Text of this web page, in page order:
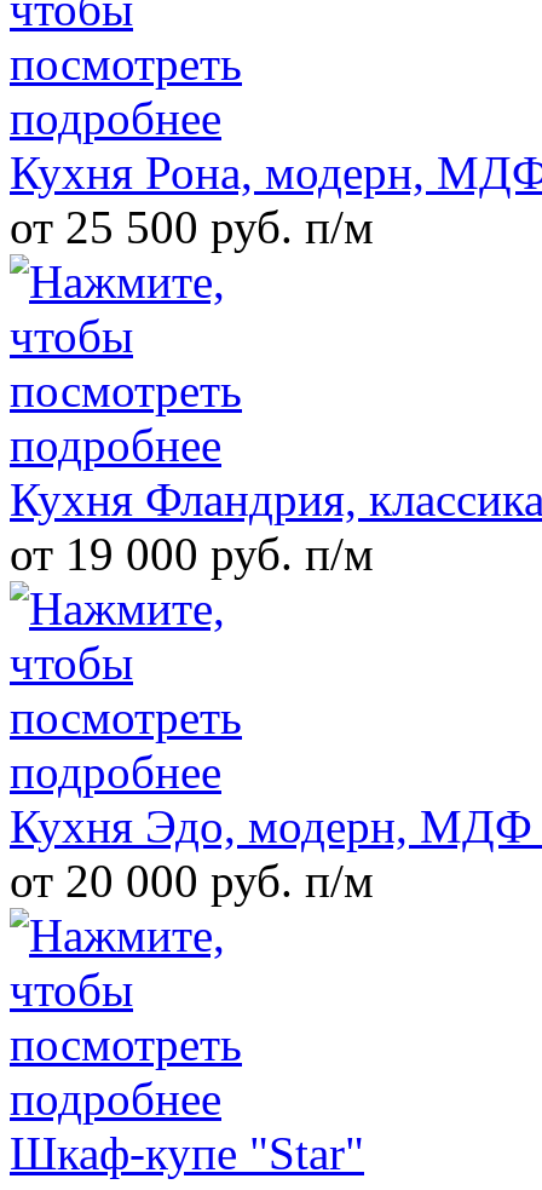
Кухня Рона, модерн,
от 25 500 руб. п/м
Кухня Фландрия,
от 19 000 руб. п/м
Кухня Эдо, модерн,
от 20 000 руб. п/м
Шкаф-купе "Star"